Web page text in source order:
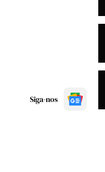
Siga-nos